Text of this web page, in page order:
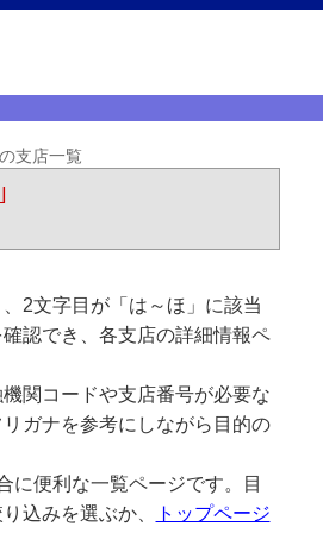
支店一覧
2文字目が「は～ほ」に該当
認でき、各支店の詳細情報ペ
関コードや支店番号が必要な
ガナを参考にしながら目的の
に便利な一覧ページです。目
込みを選ぶか、
トップページ